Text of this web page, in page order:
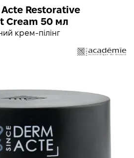
крем-пілінг
Restorative
Cream 50 мл